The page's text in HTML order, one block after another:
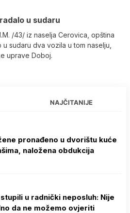
u sudaru
/43/ iz naselja Cerovica, opština
sudaru dva vozila u tom naselju,
uprave Doboj.
NAJČITANIJE
pronađeno u dvorištu kuće
naložena obdukcija
u radnički neposluh: Nije
da ne možemo ovjeriti